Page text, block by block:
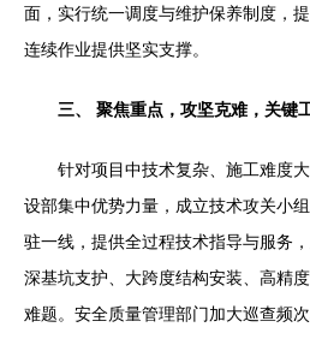
面，实行统一调度与维护保养制度，
连续作业提供坚实支撑。
三、 聚焦重点，攻坚克难，关键
针对项目中技术复杂、施工难度
设部集中优势力量，成立技术攻关小
驻一线，提供全过程技术指导与服务
深基坑支护、大跨度结构安装、高精
难题。安全质量管理部门加大巡查频